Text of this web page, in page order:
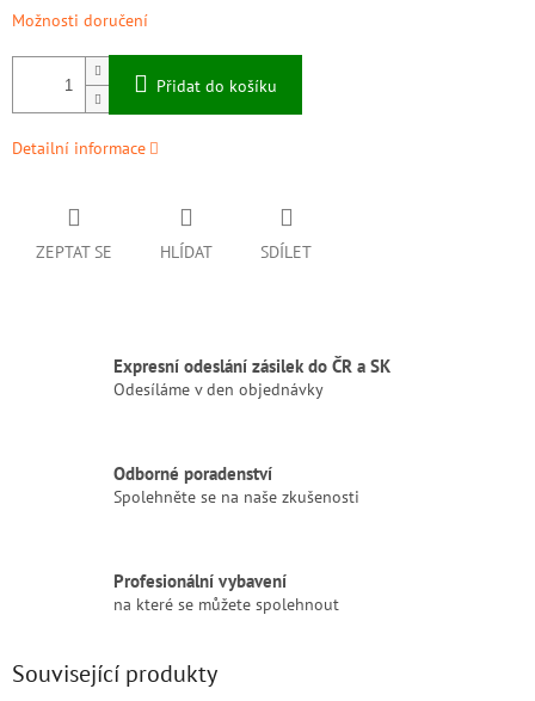
Možnosti doručení
Přidat do košíku
Detailní informace
ZEPTAT SE HLÍDAT SDÍLET
Expresní odeslání zásilek do ČR a SK
Odesíláme v den objednávky
Odborné poradenství
Spolehněte se na naše zkušenosti
Profesionální vybavení
na které se můžete spolehnout
Související produkty